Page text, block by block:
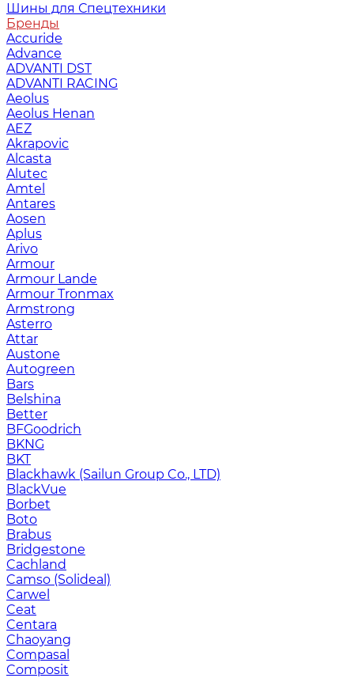
Шины для Спецтехники
Бренды
Accuride
Advance
ADVANTI DST
ADVANTI RACING
Aeolus
Aeolus Henan
AEZ
Akrapovic
Alcasta
Alutec
Amtel
Antares
Aosen
Aplus
Arivo
Armour
Armour Lande
Armour Tronmax
Armstrong
Asterro
Attar
Austone
Autogreen
Bars
Belshina
Better
BFGoodrich
BKNG
BKT
Blackhawk (Sailun Group Co., LTD)
BlackVue
Borbet
Boto
Brabus
Bridgestone
Cachland
Camso (Solideal)
Carwel
Ceat
Centara
Chaoyang
Compasal
Composit